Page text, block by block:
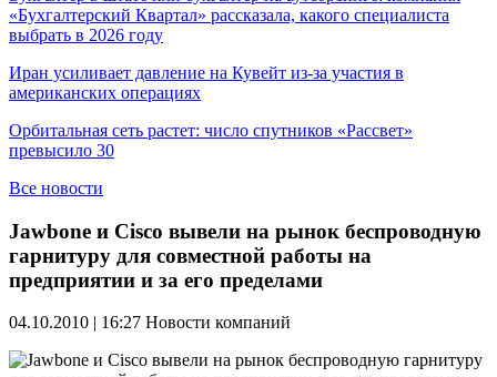
«Бухгалтерский Квартал» рассказала, какого специалиста
выбрать в 2026 году
Иран усиливает давление на Кувейт из-за участия в
американских операциях
Орбитальная сеть растет: число спутников «Рассвет»
превысило 30
Все новости
Jawbone и Cisco вывели на рынок беспроводную
гарнитуру для совместной работы на
предприятии и за его пределами
04.10.2010 | 16:27 Новости компаний